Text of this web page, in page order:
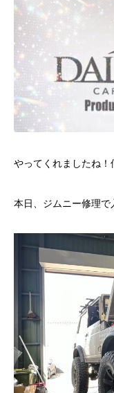
やってくれましたね！
本日、ジムニー修理で